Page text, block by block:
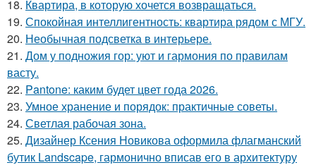
18. Квартира, в которую хочется возвращаться.
19. Спокойная интеллигентность: квартира рядом с МГУ.
20. Необычная подсветка в интерьере.
21. Дом у подножия гор: уют и гармония по правилам
васту.
22. Pantone: каким будет цвет года 2026.
23. Умное хранение и порядок: практичные советы.
24. Светлая рабочая зона.
25. Дизайнер Ксения Новикова оформила флагманский
бутик Landscape, гармонично вписав его в архитектуру